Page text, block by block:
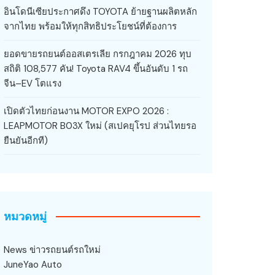
อินโดนีเซียประกาศดึง TOYOTA ย้ายฐานผลิตหลัก
จากไทย พร้อมให้ทุกสิทธิประโยชน์ที่ต้องการ
ยอดขายรถยนต์ออสเตรเลีย กรกฎาคม 2026 ทุบ
สถิติ 108,577 คัน! Toyota RAV4 ขึ้นอันดับ 1 รถ
จีน–EV โตแรง
เปิดตัวไทยก่อนงาน MOTOR EXPO 2026 :
LEAPMOTOR B03X ใหม่ (สเปคยุโรป ส่วนไทยรอ
ยืนยันอีกที)
หมวดหมู่
News ข่าวรถยนต์รถใหม่
JuneYao Auto